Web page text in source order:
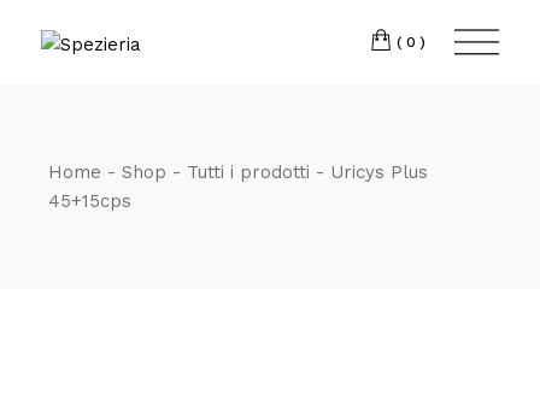
(0)
Home Shop Tutti i prodotti
Uricys Plus
45+15cps
Telefono